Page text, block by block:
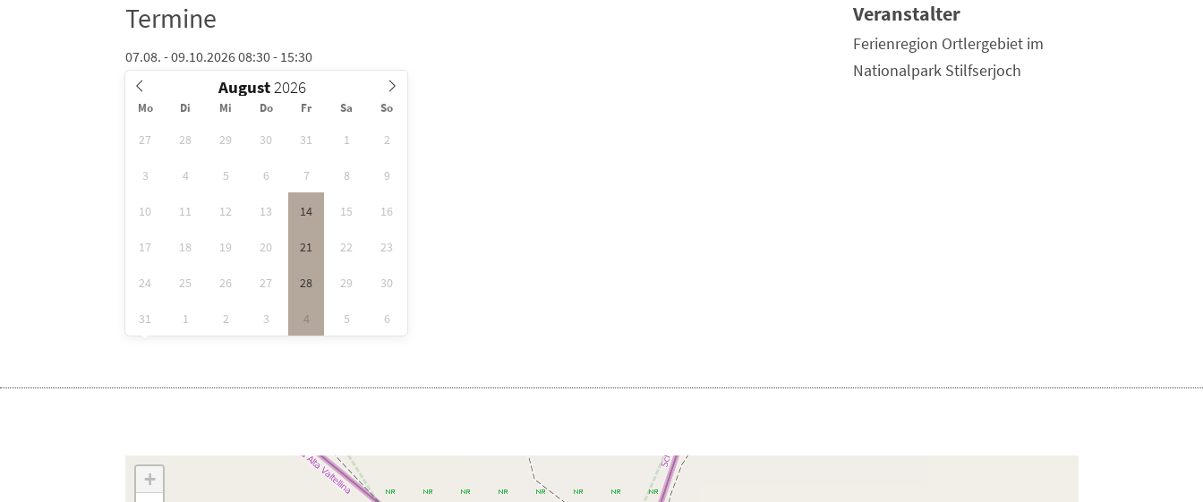
Termine
07.08. - 09.10.2026 08:30 - 15:30
August
Mo Di Mi Do Fr Sa So
27 28 29 30 31 1 2
3 4 5 6 7 8 9
10 11 12 13 14 15 16
17 18 19 20 21 22 23
24 25 26 27 28 29 30
31 1 2 3 4 5 6
Veranstalter
Ferienregion Ortlergebiet im
Nationalpark Stilfserjoch
+